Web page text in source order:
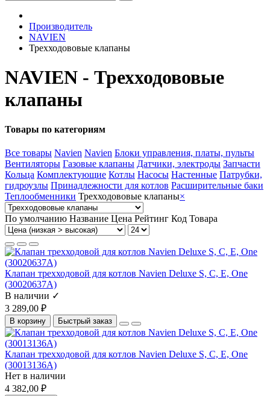
Производитель
NAVIEN
Трехходововые клапаны
NAVIEN - Трехходововые
клапаны
Товары по категориям
Все товары Navien Navien Блоки управления, платы, пульты
Вентиляторы Газовые клапаны Датчики, электроды Запчасти
Кольца Комплектующие Котлы Насосы Настенные Патрубки,
гидроузлы Принадлежности для котлов Расширительные баки
Теплообменники Трехходововые клапаны×
По умолчанию Название Цена Рейтинг Код Товара
Клапан трехходовой для котлов Navien Deluxe S, C, E, One
(30020637A)
В наличии ✓
3 289,00 ₽
В корзину Быстрый заказ
Клапан трехходовой для котлов Navien Deluxe S, C, E, One
(30013136A)
Нет в наличии
4 382,00 ₽